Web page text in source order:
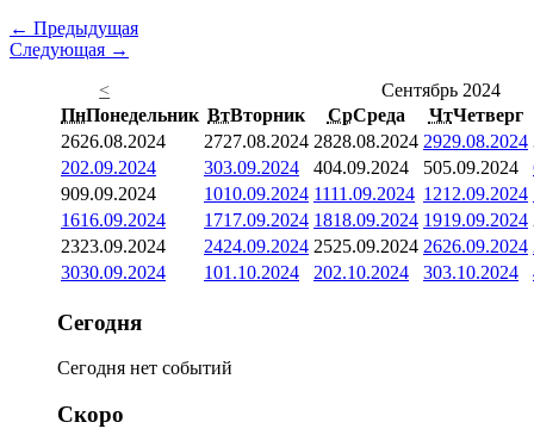
← Предыдущая
Следующая →
<
Сентябрь 2024
ПнПонедельник ВтВторник СрСреда ЧтЧетверг
2626.08.2024 2727.08.2024 2828.08.2024 2929.08.2024
202.09.2024 303.09.2024 404.09.2024 505.09.2024
909.09.2024 1010.09.2024 1111.09.2024 1212.09.2024
1616.09.2024 1717.09.2024 1818.09.2024 1919.09.2024
2323.09.2024 2424.09.2024 2525.09.2024 2626.09.2024
3030.09.2024 101.10.2024 202.10.2024 303.10.2024
Сегодня
Сегодня нет событий
Скоро